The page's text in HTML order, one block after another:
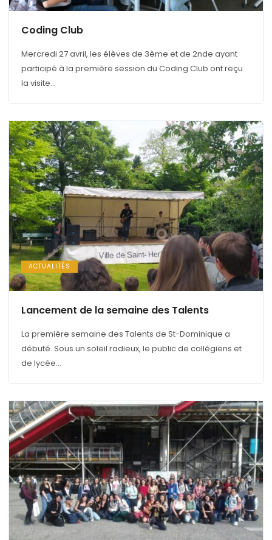
Coding Club
Mercredi 27 avril, les élèves de 3ème et de 2nde ayant
participé à la première session du Coding Club ont reçu
la visite...
ACTUALITÉS
Lancement de la semaine des Talents
La première semaine des Talents de St-Dominique a
débuté. Sous un soleil radieux, le public de collégiens et
de lycée...